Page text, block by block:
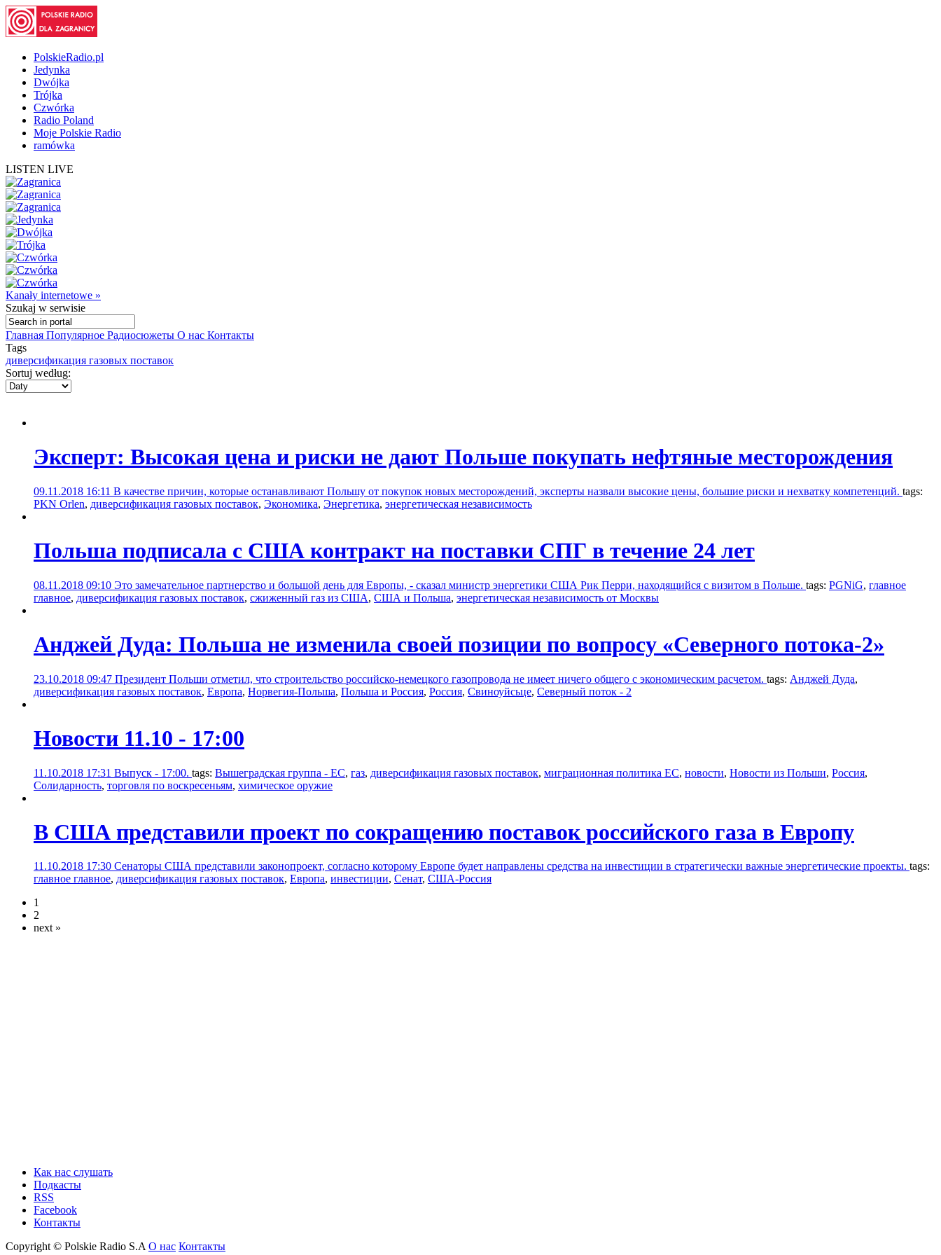
PolskieRadio.pl
Jedynka
Dwójka
Trójka
Czwórka
Radio Poland
Moje Polskie Radio
ramówka
LISTEN LIVE
Kanały internetowe »
Szukaj w serwisie
Главная Популярное Радиосюжеты О нас Контакты
Tags
диверсификация газовых поставок
Sortuj według:
Эксперт: Высокая цена и риски не дают Польше покупать нефтяные месторождения
09.11.2018 16:11 В качестве причин, которые останавливают Польшу от покупок новых месторождений, эксперты назвали высокие цены, большие риски и нехватку компетенций. tags:
PKN Orlen, диверсификация газовых поставок, Экономика, Энергетика, энергетическая независимость
Польша подписала с США контракт на поставки СПГ в течение 24 лет
08.11.2018 09:10 Это замечательное партнерство и большой день для Европы, - сказал министр энергетики США Рик Перри, находящийся с визитом в Польше. tags: PGNiG, главное
главное, диверсификация газовых поставок, сжиженный газ из США, США и Польша, энергетическая независимость от Москвы
Анджей Дуда: Польша не изменила своей позиции по вопросу «Северного потока-2»
23.10.2018 09:47 Президент Польши отметил, что строительство российско-немецкого газопровода не имеет ничего общего с экономическим расчетом. tags: Анджей Дуда,
диверсификация газовых поставок, Европа, Норвегия-Польша, Польша и Россия, Россия, Свиноуйсьце, Северный поток - 2
Новости 11.10 - 17:00
11.10.2018 17:31 Выпуск - 17:00. tags: Вышеградская группа - ЕС, газ, диверсификация газовых поставок, миграционная политика ЕС, новости, Новости из Польши, Россия,
Солидарность, торговля по воскресеньям, химическое оружие
В США представили проект по сокращению поставок российского газа в Европу
11.10.2018 17:30 Сенаторы США представили законопроект, согласно которому Европе будет направлены средства на инвестиции в стратегически важные энергетические проекты. tags:
главное главное, диверсификация газовых поставок, Европа, инвестиции, Сенат, США-Россия
1
2
next »
Как нас слушать
Подкасты
RSS
Facebook
Контакты
Copyright © Polskie Radio S.A О нас Контакты